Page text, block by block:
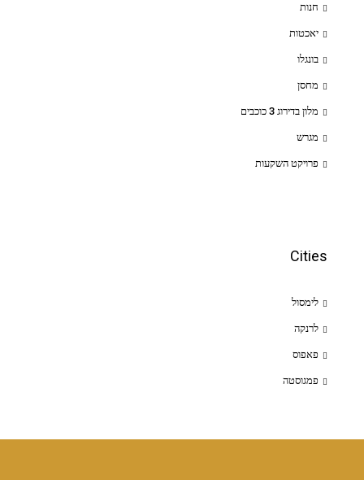
חנות
יאכטות
בונגלו
מחסן
מלון בדירוג 3 כוכבים
מגרש
פרויקט השקעות
Cities
לימסול
לרנקה
פאפוס
פמגוסטה